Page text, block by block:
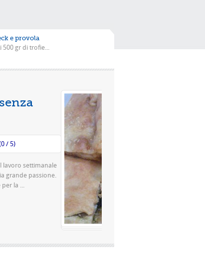
e provola
500 gr di trofie...
la scarola
Valutazione media: (0 / 5)
pizza famosissima a Napoli Ingredienti Per la
farina rimacinata a pietra 0 10 g di lievito di